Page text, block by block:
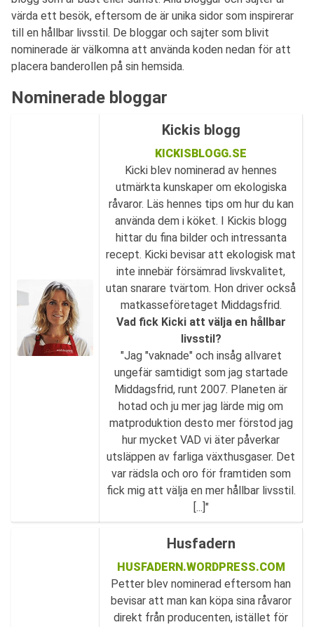
värda ett besök, eftersom de är unika sidor som inspirerar
till en hållbar livsstil. De bloggar och sajter som blivit
nominerade är välkomna att använda koden nedan för att
placera banderollen på sin hemsida.
Nominerade bloggar
Kickis blogg
KICKISBLOGG.SE
Kicki blev nominerad av hennes
utmärkta kunskaper om ekologiska
råvaror. Läs hennes tips om hur du kan
använda dem i köket. I Kickis blogg
hittar du fina bilder och intressanta
recept. Kicki bevisar att ekologisk mat
inte innebär försämrad livskvalitet,
utan snarare tvärtom. Hon driver också
matkasseföretaget Middagsfrid.
Vad fick Kicki att välja en hållbar
livsstil?
"Jag "vaknade" och insåg allvaret
ungefär samtidigt som jag startade
Middagsfrid, runt 2007. Planeten är
hotad och ju mer jag lärde mig om
matproduktion desto mer förstod jag
hur mycket VAD vi äter påverkar
utsläppen av farliga växthusgaser. Det
var rädsla och oro för framtiden som
fick mig att välja en mer hållbar livsstil.
[...]"
Husfadern
HUSFADERN.WORDPRESS.COM
Petter blev nominerad eftersom han
bevisar att man kan köpa sina råvaror
direkt från producenten, istället för